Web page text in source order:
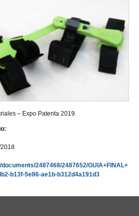
– Expo Patenta 2019.
2487468/2487652/GUIA+FINAL+
b13f-5e86-ae1b-b312d4a191d3